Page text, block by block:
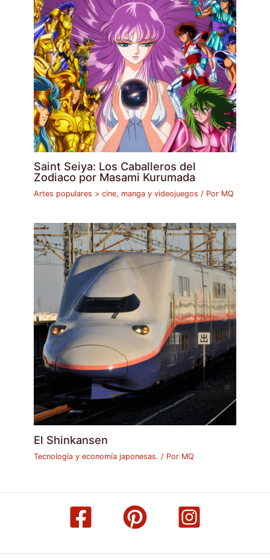
Saint Seiya: Los Caballeros del
Zodiaco por Masami Kurumada
Artes populares > cine, manga y videojuegos / Por MQ
El Shinkansen
Tecnología y economía japonesas. / Por MQ